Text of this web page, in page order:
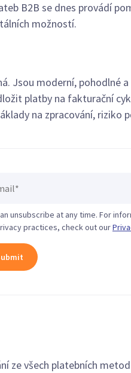
B2B se dnes provádí
možností.
Jsou moderní, pohodlné a
platby na fakturační
na zpracování, riziko
unsubscribe at any time. For
practices, check out our
ze všech platebních